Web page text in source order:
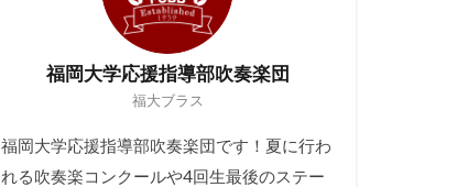
福岡大学応援指導部吹奏楽団
福大ブラス
福岡大学応援指導部吹奏楽団です！夏に行わ
れる吹奏楽コンクールや4回生最後のステー